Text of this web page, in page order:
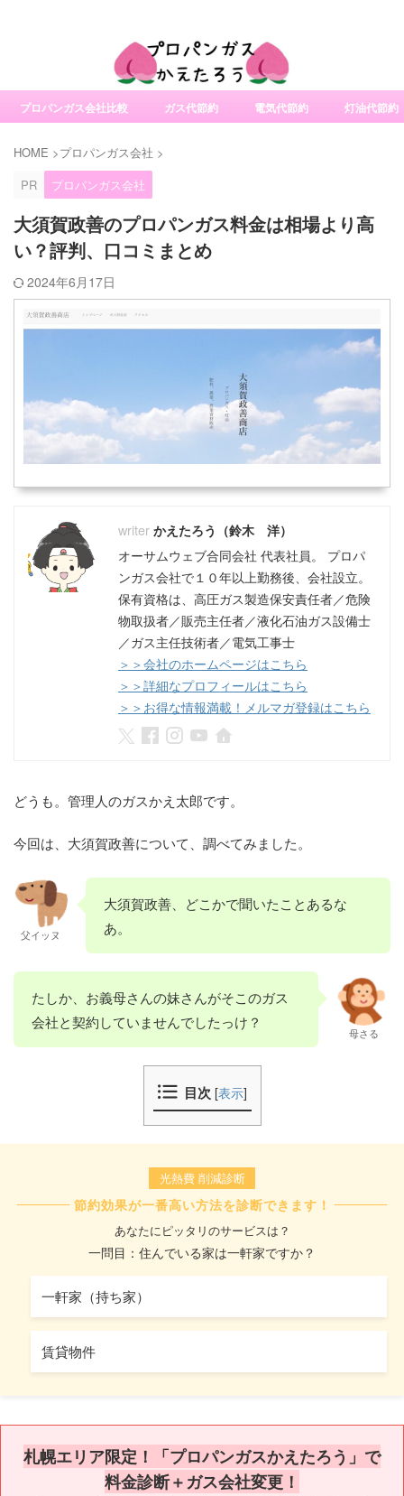
プロパンガス会社比較 ガス代節約 電気代節約 灯油代節約
HOME >プロパンガス会社 >
PR
プロパンガス会社
大須賀政善のプロパンガス料金は相場より高
い？評判、口コミまとめ
2024年6月17日
かえたろう（鈴木 洋）
オーサムウェブ合同会社 代表社員。 プロパ
ンガス会社で１０年以上勤務後、会社設立。
保有資格は、高圧ガス製造保安責任者／危険
物取扱者／販売主任者／液化石油ガス設備士
／ガス主任技術者／電気工事士
＞＞会社のホームページはこちら
＞＞詳細なプロフィールはこちら
＞＞お得な情報満載！メルマガ登録はこちら
どうも。管理人のガスかえ太郎です。
今回は、大須賀政善について、調べてみました。
父イッヌ
大須賀政善、どこかで聞いたことあるな
あ。
たしか、お義母さんの妹さんがそこのガス
会社と契約していませんでしたっけ？
母さる
目次 [表示]
光熱費 削減診断
節約効果が一番高い方法を診断できます！
あなたにピッタリのサービスは？
一問目：住んでいる家は一軒家ですか？
一軒家（持ち家）
賃貸物件
札幌エリア限定！「プロパンガスかえたろう」で
料金診断＋ガス会社変更！